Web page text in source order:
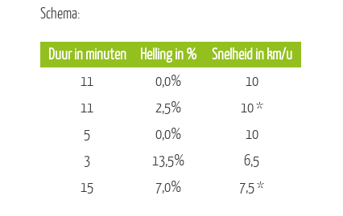
Japan)
Schema:
Duur in minuten Helling in %
Snelheid in km/u
11
0,0%
10
11
2,5%
10 *
5
0,0%
10
3
13,5%
6,5
15
7,0% 7,5 *